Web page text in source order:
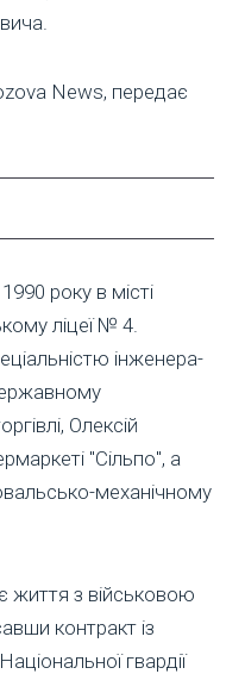
News, передає
року в місті
ліцеї № 4.
інженера-
Олексій
"Сільпо", а
механічному
життя з військовою
контракт із
гвардії